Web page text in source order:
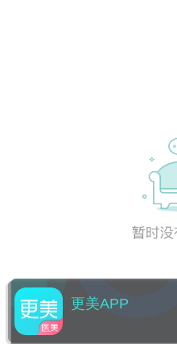
更美APP